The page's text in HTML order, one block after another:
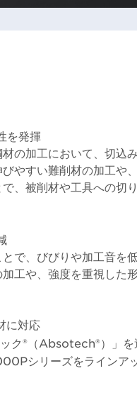
を発揮
の加工において、切込
やすい難削材の加工や
、被削材や工具への切
で、びびりや加工音を
工や、強度を重視した
に対応
ク®（Absotech®）」を
シリーズをラインア